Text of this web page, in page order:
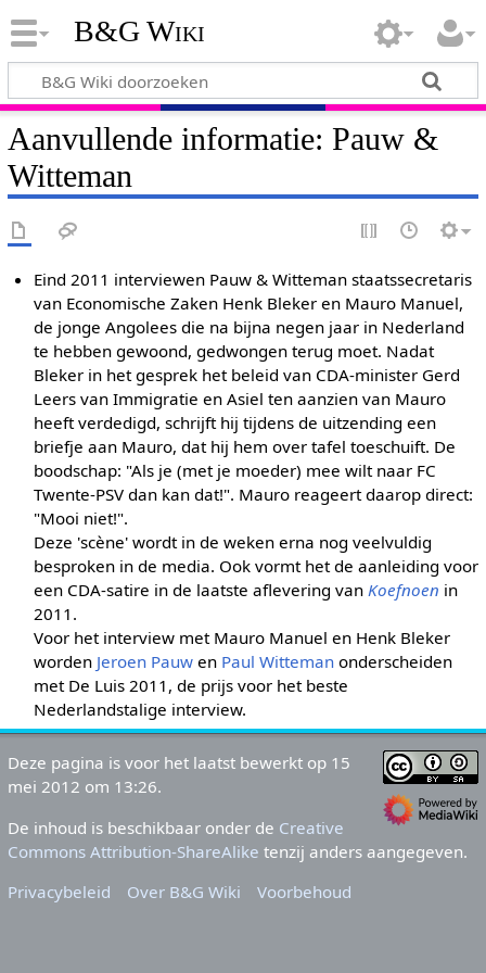
B&G Wiki
Aanvullende informatie: Pauw &
Witteman
Eind 2011 interviewen Pauw & Witteman staatssecretaris
van Economische Zaken Henk Bleker en Mauro Manuel,
de jonge Angolees die na bijna negen jaar in Nederland
te hebben gewoond, gedwongen terug moet. Nadat
Bleker in het gesprek het beleid van CDA-minister Gerd
Leers van Immigratie en Asiel ten aanzien van Mauro
heeft verdedigd, schrijft hij tijdens de uitzending een
briefje aan Mauro, dat hij hem over tafel toeschuift. De
boodschap: "Als je (met je moeder) mee wilt naar FC
Twente-PSV dan kan dat!". Mauro reageert daarop direct:
"Mooi niet!".
Deze 'scène' wordt in de weken erna nog veelvuldig
besproken in de media. Ook vormt het de aanleiding voor
een CDA-satire in de laatste aflevering vanKoefnoen in
2011.
Voor het interview met Mauro Manuel en Henk Bleker
worden Jeroen Pauw en Paul Witteman onderscheiden
met De Luis 2011, de prijs voor het beste
Nederlandstalige interview.
Deze pagina is voor het laatst bewerkt op 15
mei 2012 om 13:26.
De inhoud is beschikbaar onder de Creative
Commons Attribution-ShareAlike tenzij anders aangegeven.
Privacybeleid
Over B&G Wiki Voorbehoud